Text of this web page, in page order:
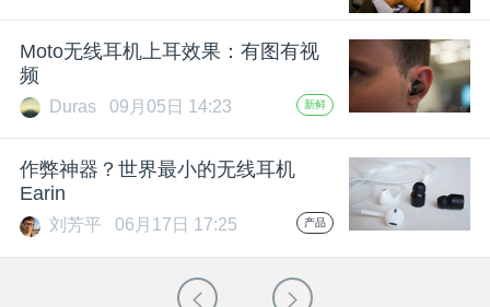
Moto无线耳机上耳效果：有图有视
频
Duras 09月05日 14:23 新鲜
作弊神器？世界最小的无线耳机
Earin
刘芳平 06月17日 17:25 产品